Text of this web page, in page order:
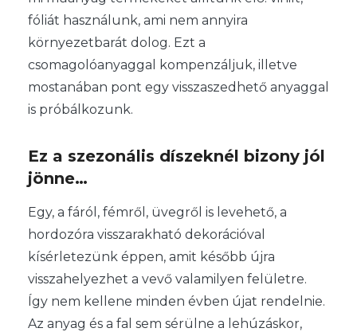
fóliát használunk, ami nem annyira
környezetbarát dolog. Ezt a
csomagolóanyaggal kompenzáljuk, illetve
mostanában pont egy visszaszedhető anyaggal
is próbálkozunk.
Ez a szezonális díszeknél bizony jól
jönne…
Egy, a fáról, fémről, üvegről is levehető, a
hordozóra visszarakható dekorációval
kísérletezünk éppen, amit később újra
visszahelyezhet a vevő valamilyen felületre.
Így nem kellene minden évben újat rendelnie.
Az anyag és a fal sem sérülne a lehúzáskor,